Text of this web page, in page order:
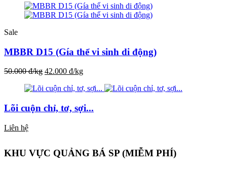
Sale
MBBR D15 (Gía thể vi sinh di động)
50.000 đ/kg 42.000 đ/kg
Lõi cuộn chỉ, tơ, sợi...
Liên hệ
KHU VỰC QUẢNG BÁ SP (MIỄM PHÍ)